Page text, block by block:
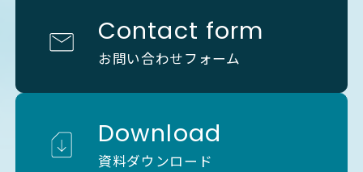
Contact form
お問い合わせフォーム
Download
資料ダウンロード